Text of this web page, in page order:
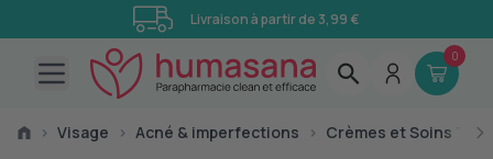
Livraison à partir de 3,99 €
Open main menu
0
› Visage › Acné & imperfections › Crèmes et Soins